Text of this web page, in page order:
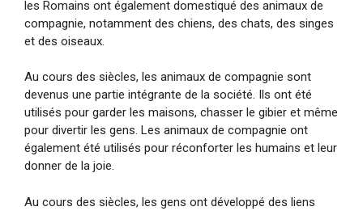
les Romains ont également domestiqué des animaux de
compagnie, notamment des chiens, des chats, des singes
et des oiseaux.
Au cours des siècles, les animaux de compagnie sont
devenus une partie intégrante de la société. Ils ont été
utilisés pour garder les maisons, chasser le gibier et même
pour divertir les gens. Les animaux de compagnie ont
également été utilisés pour réconforter les humains et leur
donner de la joie.
Au cours des siècles, les gens ont développé des liens